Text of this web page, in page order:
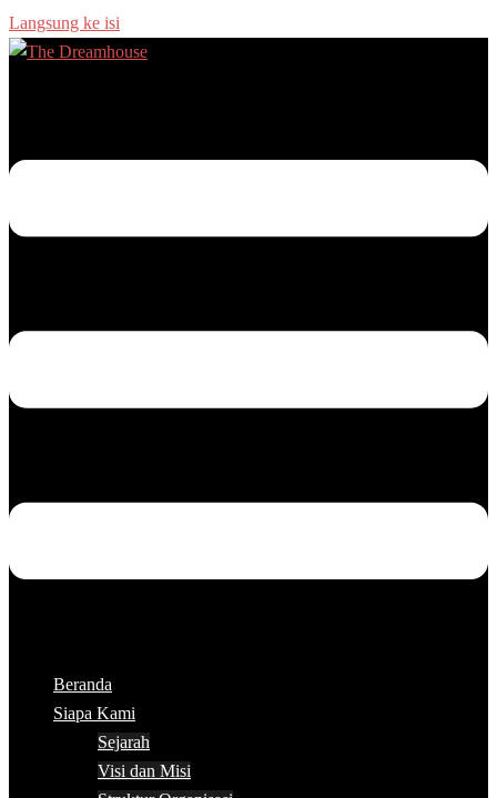
Langsung ke isi
Beranda
Siapa Kami
Sejarah
Visi dan Misi